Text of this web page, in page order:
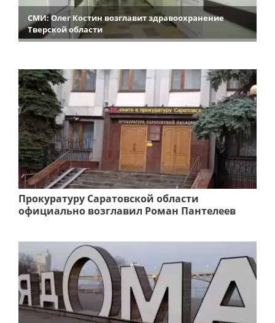
СМИ: Олег Костин возглавит здравоохранение
Тверской области
Прокуратуру Саратовской области
официально возглавил Роман Пантелеев